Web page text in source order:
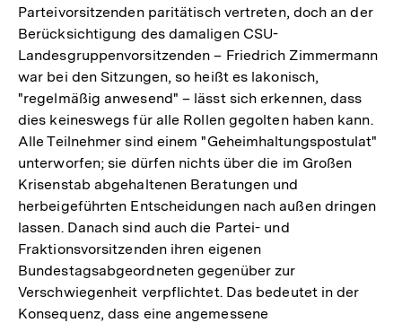
Parteivorsitzenden paritätisch vertreten, doch an der
Berücksichtigung des damaligen CSU-
Landesgruppenvorsitzenden – Friedrich Zimmermann
war bei den Sitzungen, so heißt es lakonisch,
"regelmäßig anwesend" – lässt sich erkennen, dass
dies keineswegs für alle Rollen gegolten haben kann.
Alle Teilnehmer sind einem "Geheimhaltungspostulat"
unterworfen; sie dürfen nichts über die im Großen
Krisenstab abgehaltenen Beratungen und
herbeigeführten Entscheidungen nach außen dringen
lassen. Danach sind auch die Partei- und
Fraktionsvorsitzenden ihren eigenen
Bundestagsabgeordneten gegenüber zur
Verschwiegenheit verpflichtet. Das bedeutet in der
Konsequenz, dass eine angemessene